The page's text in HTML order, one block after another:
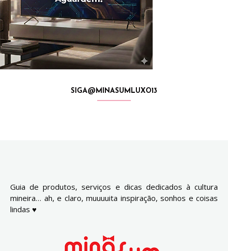
SIGA@MINASUMLUXO13
Guia de produtos, serviços e dicas dedicados à cultura
mineira… ah, e claro, muuuuita inspiração, sonhos e coisas
lindas ♥